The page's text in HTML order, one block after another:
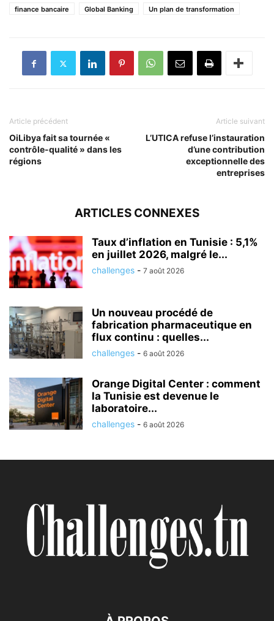
finance bancaire
Global Banking Un plan de transformation
Article précédent
OiLibya fait sa tournée «
contrôle-qualité » dans les
régions
Article suivant
L’UTICA refuse l’instauration
d’une contribution
exceptionnelle des
entreprises
ARTICLES CONNEXES
Taux d’inflation en Tunisie : 5,1%
en juillet 2026, malgré le...
challenges - 7 août 2026
Un nouveau procédé de
fabrication pharmaceutique en
flux continu : quelles...
challenges - 6 août 2026
Orange Digital Center : comment
la Tunisie est devenue le
laboratoire...
challenges - 6 août 2026